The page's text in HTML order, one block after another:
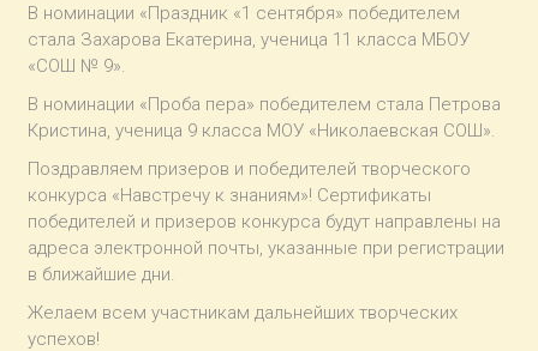
В номинации «Праздник «1 сентября» победителем
стала Захарова Екатерина, ученица 11 класса МБОУ
«СОШ № 9».
В номинации «Проба пера» победителем стала Петрова
Кристина, ученица 9 класса МОУ «Николаевская СОШ».
Поздравляем призеров и победителей творческого
конкурса «Навстречу к знаниям»! Сертификаты
победителей и призеров конкурса будут направлены на
адреса электронной почты, указанные при регистрации
в ближайшие дни.
Желаем всем участникам дальнейших творческих
успехов!